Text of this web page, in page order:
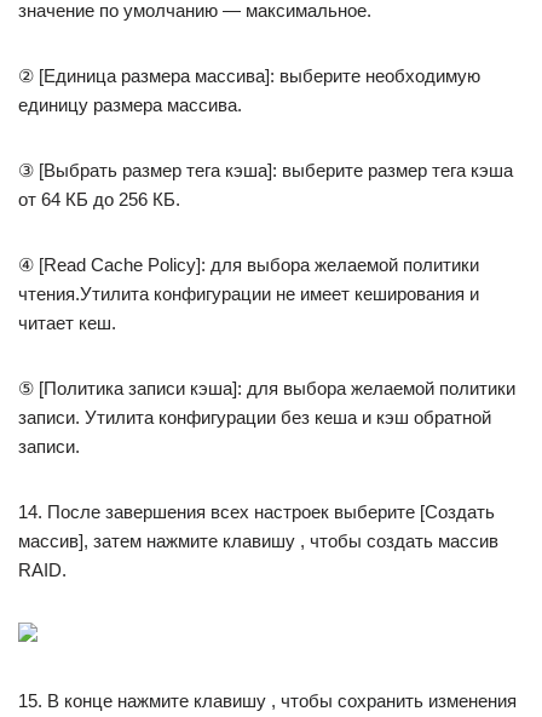
значение по умолчанию — максимальное.
② [Единица размера массива]: выберите необходимую
единицу размера массива.
③ [Выбрать размер тега кэша]: выберите размер тега кэша
от 64 КБ до 256 КБ.
④ [Read Cache Policy]: для выбора желаемой политики
чтения.Утилита конфигурации не имеет кеширования и
читает кеш.
⑤ [Политика записи кэша]: для выбора желаемой политики
записи. Утилита конфигурации без кеша и кэш обратной
записи.
14. После завершения всех настроек выберите [Создать
массив], затем нажмите клавишу , чтобы создать массив
RAID.
15. В конце нажмите клавишу , чтобы сохранить изменения